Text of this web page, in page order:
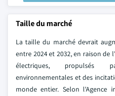
Taille du marché
La taille du marché devrait
entre 2024 et 2032, en raison de
électriques, propulsés
environnementales et des
monde entier. Selon l'Agence